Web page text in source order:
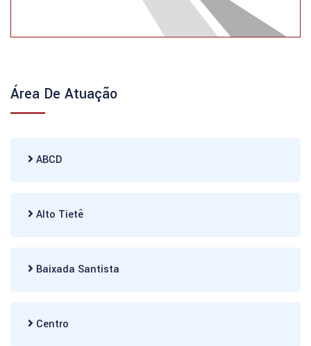
Área De Atuação
ABCD
Alto Tietê
Baixada Santista
Centro